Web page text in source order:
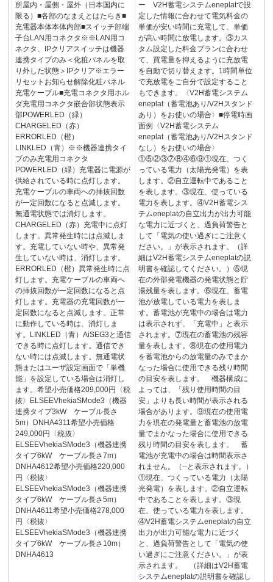
所屋内・屋側・屋外（日本国内に
限る）■各部のなまえとはたらき■
充電器本体本体内部■スイッチ部端
子台LAN用コネクタ※※LAN用コ
ネクタ、IPクリアスイッチは機器
連携タイプのみ＜化粧パネルを取
り外した状態＞IPクリア※エラー
リセットお知らせ解除化粧パネル
充電ケーブル■充電コネクタ用ホル
ダ充電用コネクタ嵌合部状態表示
部POWERLED（緑）
CHARGELED（赤）
ERRORLED（橙）
LINKLED（青）※※機器連携タイ
プのみ充電用コネクタ
POWERLED（緑）充電器に電源が
供給されている時に点灯します。
充電ケーブルの車両への挿抜回数
が一定回数になると点滅します。
無通電状態では消灯します。
CHARGELED（赤）充電中に点灯
します。異常発生時には点滅しま
す。充電していない時や、異常発
生していない時は、消灯します。
ERRORLED（橙）異常発生時に点
灯します。充電ケーブルの車両へ
の挿抜回数が一定回数になると点
灯します。充電器の充電回数が一
定回数になると点滅します。正常
に動作している時は、消灯しま
す。LINKLED（青）AiSEG3と通信
できる時に点灯します。通信でき
ない時には点滅します。無通電状
態またはユーザ設定画面で「単機
能」を設定している場合は消灯し
ます。希望小売価格209,000円〈税
抜〉ELSEEVhekiaSMode3（機器
連携タイプ3kW ケーブル長さ
5m）DNHA4311希望小売価格
249,000円〈税抜〉
ELSEEVhekiaSMode3（機器連携
タイプ6kW ケーブル長さ7m）
DNHA4612希望小売価格220,000
円〈税抜〉
ELSEEVhekiaSMode3（機器連携
タイプ6kW ケーブル長さ5m）
DNHA4611希望小売価格278,000
円〈税抜〉
ELSEEVhekiaSMode3（機器連携
タイプ6kW ケーブル長さ10m）
DNHA4613
ー V2H蓄電システムeneplatで設
定した情報に合わせて電気料金の
単価が安い時間に充電して、単価
が高い時間に放電します。③カス
タム設定した料金プランに合わせ
て、買電量を抑えるように充放電
を自動で切り替えます。1時間単位
で充放電をご自分で設定すること
もできます。〈V2H蓄電システム
eneplat（蓄電池あり/V2Hスタンド
あり）をお使いの場合〉■停電時画
面例〈V2H蓄電システム
eneplat（蓄電池あり/V2Hスタンド
なし）をお使いの場合〉
①⑤②③⑦⑧④⑥⑨①現在、つく
っている電力（太陽光発電）を表
します。②自立運転中であること
を表します。③現在、使っている
電力を表します。④V2H蓄電シス
テムeneplatの自立出力が出力可能
な電力に近づくと、過負荷警告と
して「電気の使い過ぎにご注意く
ださい。」が表示されます。（詳
細はV2H蓄電システムeneplatの説
明書を確認してください。）⑤現
在の外部発電機器の発電状態と貯
湯残量を表します。⑥現在、蓄電
池が放電している電力を表しま
す。蓄電池が充電中の場合は電力
は表示されず、「充電中」と表示
されます。⑦現在の蓄電池の残容
量を表します。⑧現在の使用電力
を蓄電池からの放電量のみでまか
なった場合に使用できる残り時間
の目安を表します。 機器構成に
よっては、「残り使用時間の目
安」よりも長い時間が表示される
場合があります。⑨現在の使用電
力を現在の発電量と蓄電池の放電
量でまかなった場合に使用できる
残り時間の目安を表します。 蓄
電池が充電中の場合は時間表示さ
れません。（--と表示されます。）
①現在、つくっている電力（太陽
光発電）を表します。②自立運転
中であることを表します。③現
在、使っている電力を表します。
④V2H蓄電システムeneplatの自立
出力が出力可能な電力に近づく
と、過負荷警告として「電気の使
い過ぎにご注意ください。」が表
示されます。 （詳細はV2H蓄電
システムeneplatの説明書を確認し